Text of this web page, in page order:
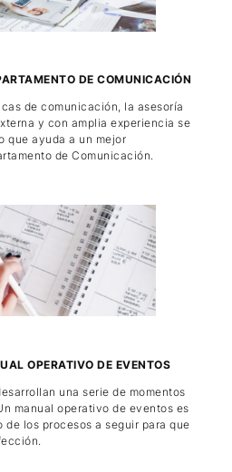
DE COMUNICACIÓN
de comunicación, la asesoría
y con amplia experiencia se
que ayuda a un mejor
de Comunicación.
OPERATIVO DE EVENTOS
una serie de momentos
manual operativo de eventos es
los procesos a seguir para que